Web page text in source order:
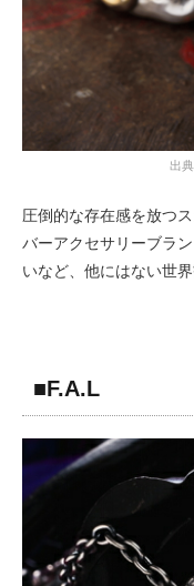
出典
圧倒的な存在感を放つ
バーアクセサリーブラ
いなど、他にはない世
■F.A.L